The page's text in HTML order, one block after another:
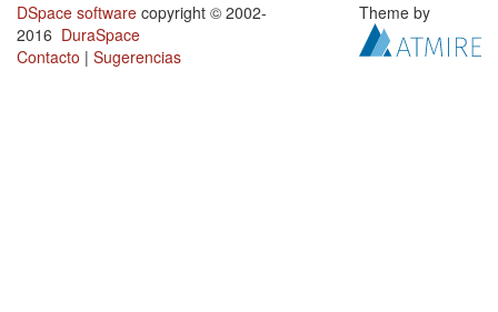
DSpace software copyright © 2002-
2016 DuraSpace
Contacto | Sugerencias
Theme by